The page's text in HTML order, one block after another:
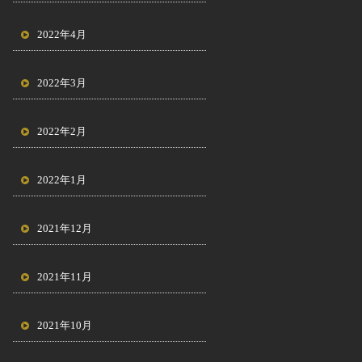
2022年4月
2022年3月
2022年2月
2022年1月
2021年12月
2021年11月
2021年10月